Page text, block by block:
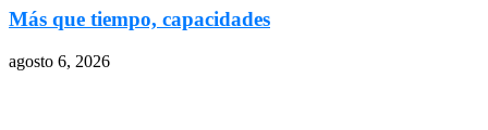
Más que tiempo, capacidades
agosto 6, 2026